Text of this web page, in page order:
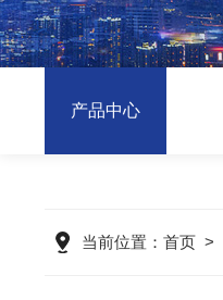
产品中心
当前位置： 首页>